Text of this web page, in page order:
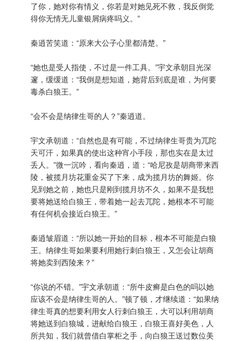
了你，她对你有情义，你若是对她见死不救，我反倒觉
得你无情无儿童银屑病疼吗义。”
秦逍苦笑道：“原来大公子心里都清楚。”
“她也是受人指使，不过是一件工具。”宇文承朝目光深
邃，缓缓道：“我倒是想知道，她背后到底是谁，为何要
毒杀白狼王。”
“会不会是纳律生哥的人？”秦逍道。
宇文承朝道：“自然也是有可能，不过纳律生哥贵为兀陀
天可汗，如果真的使出这种宵小手段，那也实在是太过
丢人。”微一沉吟，看向秦逍，道：“哈尼孜是胡商带来西
陵，被揽月坊花重金买了下来，成为揽月坊的舞姬。你
见到她之前，她也只是刚到揽月坊不久，如果不是我想
要将她送给白狼王，带着她一起去兀陀，她根本不可能
有任何机会接近白狼王。”
秦逍皱眉道：“所以她一开始的目标，根本不可能是白狼
王。纳律生哥如果要利用她行刺白狼王，又怎会让胡商
将她卖到西陵来？”
“你说的不错。”宇文承朝道：“所牛皮癣是白色的吗以她
应该不会是纳律生哥的人。”顿了顿，才继续道：“如果纳
律生哥真的想要利用女人行刺白狼王，大可以利用胡商
将她送到白狼城，进献给白狼王，白狼王喜好美色，人
所共知，我们就曾借白掌柜之手，向白狼王送过数位美